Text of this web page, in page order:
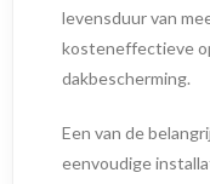
levensduur van
kosteneffectieve
dakbescherming.
Een van de
eenvoudige